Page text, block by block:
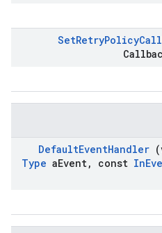
SetRetryPolicy
DefaultEventHandler
Type aEvent, const In